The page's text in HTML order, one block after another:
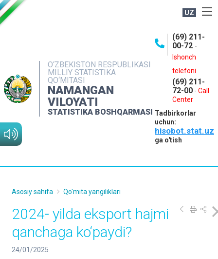
UZ
O‘ZBEKISTON RESPUBLIKASI
MILLIY STATISTIKA
QO‘MITASI
NAMANGAN
VILOYATI
STATISTIKA BOSHQARMASI
(69) 211-
00-72 -
Ishonch
telefoni
(69) 211-
72-00 - Call
Center
Tadbirkorlar
uchun:
hisobot.stat.uz
ga o'tish
NASHRLAR
INTERAKTIV XIZMATLAR
MATBUOT XIZMATI
MUROJAATLAR
Asosiy sahifa Qo'mita yangiliklari
2024- yilda eksport hajmi
qanchaga ko‘paydi?
24/01/2025